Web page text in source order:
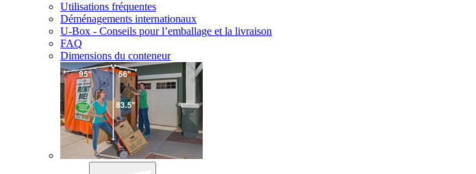
Utilisations fréquentes
Déménagements internationaux
U-Box - Conseils pour l’emballage et la livraison
FAQ
Dimensions du conteneur